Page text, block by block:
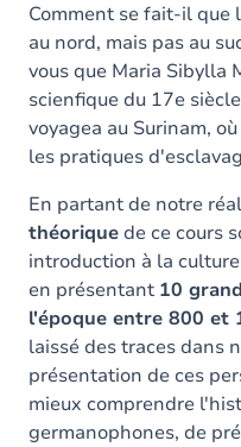
Comment se fait-il que
au nord, mais pas au
vous que Maria Sibylla
scienfique du 17e
voyagea au Surinam,
les pratiques
En partant de notre
théoriquede ce cours
introduction à la
en présentant 10
l'époque entre 800 et
laissé des traces dans
présentation de ces
mieux comprendre
germanophones, de